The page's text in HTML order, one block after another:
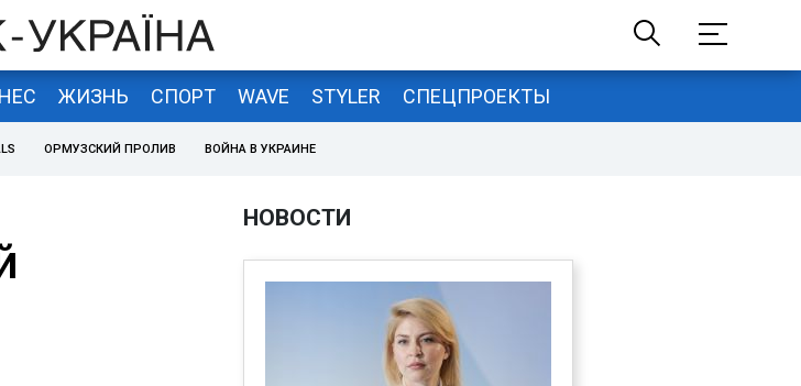
ЖИЗНЬ СПОРТ WAVE STYLER СПЕЦПРОЕКТЫ
ОРМУЗСКИЙ ПРОЛИВ ВОЙНА В УКРАИНЕ
НОВОСТИ